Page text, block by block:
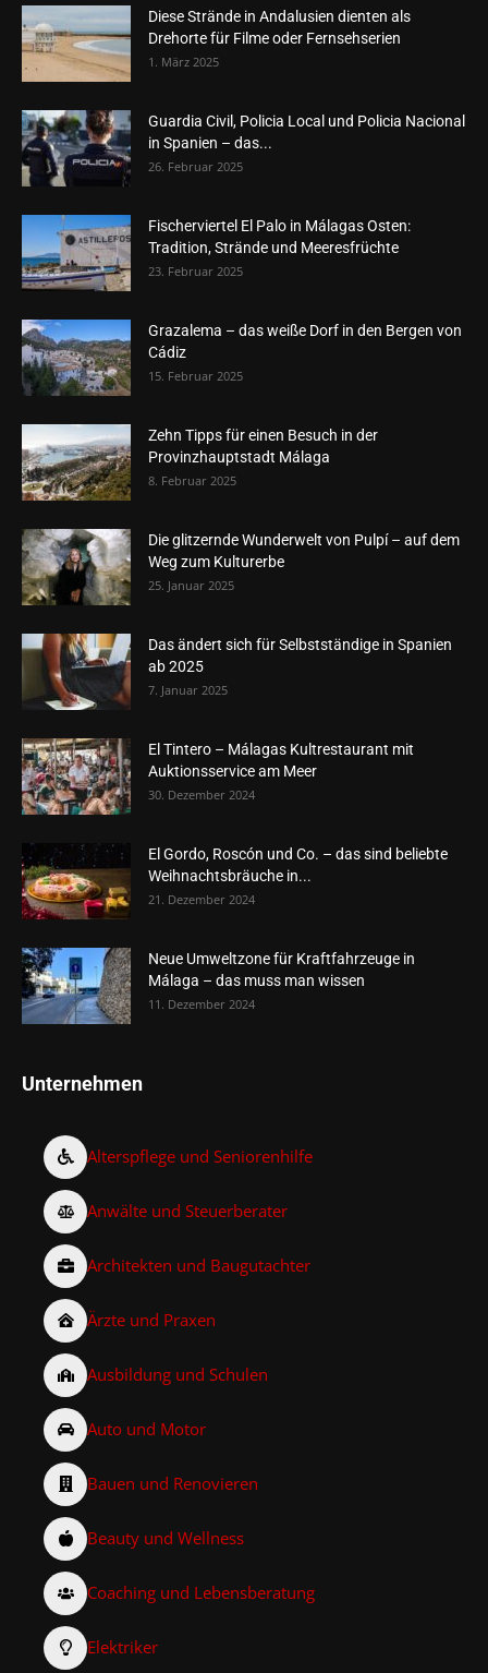
Diese Strände in Andalusien dienten als
Drehorte für Filme oder Fernsehserien
1. März 2025
Guardia Civil, Policia Local und Policia Nacional
in Spanien – das...
26. Februar 2025
Fischerviertel El Palo in Málagas Osten:
Tradition, Strände und Meeresfrüchte
23. Februar 2025
Grazalema – das weiße Dorf in den Bergen von
Cádiz
15. Februar 2025
Zehn Tipps für einen Besuch in der
Provinzhauptstadt Málaga
8. Februar 2025
Die glitzernde Wunderwelt von Pulpí – auf dem
Weg zum Kulturerbe
25. Januar 2025
Das ändert sich für Selbstständige in Spanien
ab 2025
7. Januar 2025
El Tintero – Málagas Kultrestaurant mit
Auktionsservice am Meer
30. Dezember 2024
El Gordo, Roscón und Co. – das sind beliebte
Weihnachtsbräuche in...
21. Dezember 2024
Neue Umweltzone für Kraftfahrzeuge in
Málaga – das muss man wissen
11. Dezember 2024
Unternehmen
Alterspflege und Seniorenhilfe
Anwälte und Steuerberater
Architekten und Baugutachter
Ärzte und Praxen
Ausbildung und Schulen
Auto und Motor
Bauen und Renovieren
Beauty und Wellness
Coaching und Lebensberatung
Elektriker